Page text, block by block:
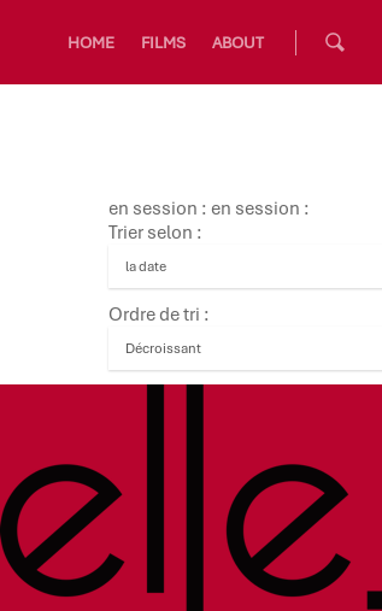
HOME FILMS ABOUT
en session : en session :
Trier selon :
Ordre de tri :